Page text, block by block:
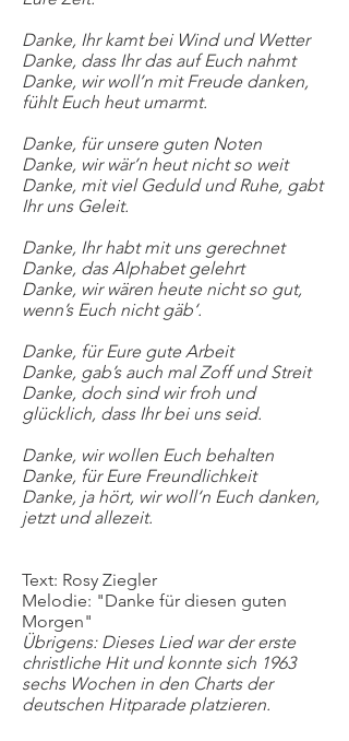
Danke, Ihr kamt bei Wind und Wetter
Danke, dass Ihr das auf Euch nahmt
Danke, wir woll’n mit Freude danken,
fühlt Euch heut umarmt.
Danke, für unsere guten Noten
Danke, wir wär’n heut nicht so weit
Danke, mit viel Geduld und Ruhe, gabt
Ihr uns Geleit.
Danke, Ihr habt mit uns gerechnet
Danke, das Alphabet gelehrt
Danke, wir wären heute nicht so gut,
wenn’s Euch nicht gäb‘.
Danke, für Eure gute Arbeit
Danke, gab’s auch mal Zoff und Streit
Danke, doch sind wir froh und
glücklich, dass Ihr bei uns seid.
Danke, wir wollen Euch behalten
Danke, für Eure Freundlichkeit
Danke, ja hört, wir woll‘n Euch danken,
jetzt und allezeit.
Text: Rosy Ziegler
Melodie: "Danke für diesen guten
Morgen"
Übrigens: Dieses Lied war der erste
christliche Hit und konnte sich 1963
sechs Wochen in den Charts der
deutschen Hitparade platzieren.